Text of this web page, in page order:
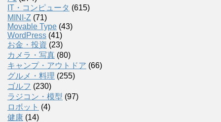
IT・コンピュータ (615)
MINI-Z (71)
Movable Type (43)
WordPress (41)
お金・投資 (23)
カメラ・写真 (80)
キャンプ・アウトドア (66)
グルメ・料理 (255)
ゴルフ (230)
ラジコン・模型 (97)
ロボット (4)
健康 (14)